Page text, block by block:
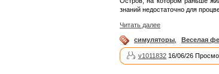
знаний недостаточно для
Читать далее
симуляторы Веселая
v1011832 16/06/26